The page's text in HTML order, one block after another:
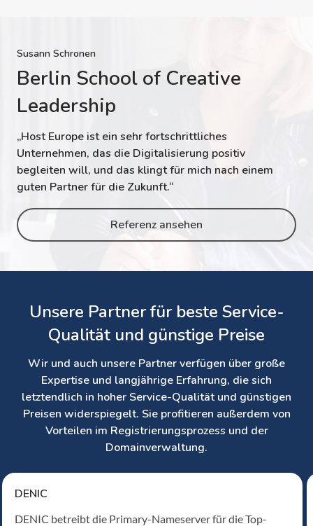
Susann Schronen
Berlin School of Creative
Leadership
„Host Europe ist ein sehr fortschrittliches
Unternehmen, das die Digitalisierung positiv
begleiten will, und das klingt für mich nach einem
guten Partner für die Zukunft.“
Referenz ansehen
Unsere Partner für beste Service-
Qualität und günstige Preise
Wir und auch unsere Partner verfügen über große
Expertise und langjährige Erfahrung, die sich
letztendlich in hoher Service-Qualität und günstigen
Preisen widerspiegelt. Sie profitieren außerdem von
Vorteilen im Registrierungsprozess und der
Domainverwaltung.
DENIC
DENIC betreibt die Primary-Nameserver für die Top-